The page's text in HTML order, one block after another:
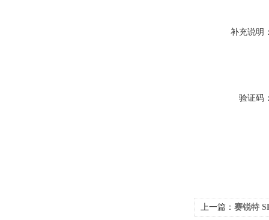
补充说明
验证码
上一篇： 赛锐特